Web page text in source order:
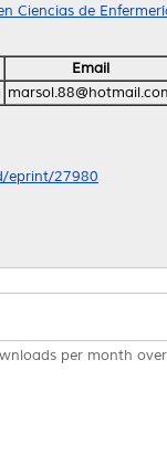
Ciencias de
Email
eprint/27980
per month